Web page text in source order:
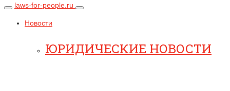
laws-for-people.ru
Новости
ЮРИДИЧЕСКИЕ НОВОСТИ